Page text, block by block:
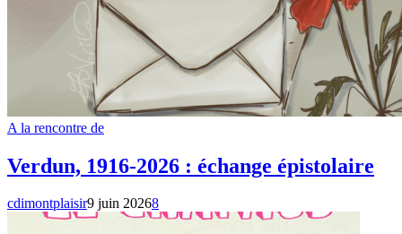
A la rencontre de
Verdun, 1916-2026 : échange épistolaire
cdimontplaisir9 juin 20268